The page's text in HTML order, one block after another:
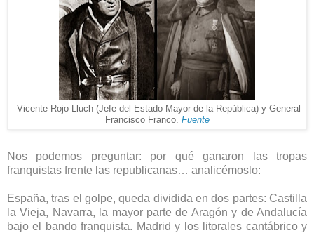
Vicente Rojo Lluch (Jefe del Estado Mayor de la República) y General
Francisco Franco. Fuente
Nos podemos preguntar: por qué ganaron las tropas
franquistas frente las republicanas… analicémoslo:
España, tras el golpe, queda dividida en dos partes: Castilla
la Vieja, Navarra, la mayor parte de Aragón y de Andalucía
bajo el bando franquista. Madrid y los litorales cantábrico y